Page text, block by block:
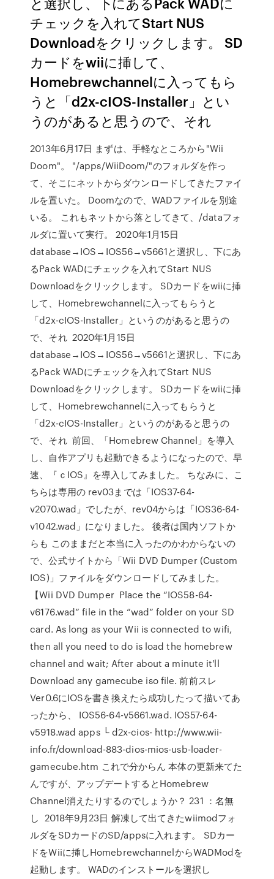
チェックを入れてStart NUS
Downloadをクリックします。 SD
カードをwiiに挿して、
Homebrewchannelに入ってもら
うと「d2x-cIOS-Installer」とい
うのがあると思うので、それ
2013年6月17日 まずは、手軽なところから"Wii
Doom"。 "/apps/WiiDoom/"のフォルダを作っ
て、そこにネットからダウンロードしてきたファイ
ルを置いた。 Doomなので、WADファイルを別途
いる。 これもネットから落としてきて、/dataフォ
ルダに置いて実行。 2020年1月15日
database→IOS→IOS56→v5661と選択し、下にあ
るPack WADにチェックを入れてStart NUS
Downloadをクリックします。 SDカードをwiiに挿
して、Homebrewchannelに入ってもらうと
「d2x-cIOS-Installer」というのがあると思うの
で、それ 2020年1月15日
database→IOS→IOS56→v5661と選択し、下にあ
るPack WADにチェックを入れてStart NUS
Downloadをクリックします。 SDカードをwiiに挿
して、Homebrewchannelに入ってもらうと
「d2x-cIOS-Installer」というのがあると思うの
で、それ 前回、「Homebrew Channel」を導入
し、自作アプリも起動できるようになったので、早
速、『ｃIOS』を導入してみました。 ちなみに、こ
ちらは専用の rev03までは「IOS37-64-
v2070.wad」でしたが、rev04からは「IOS36-64-
v1042.wad」になりました。 後者は国内ソフトか
らも このままだと本当に入ったのかわからないの
で、公式サイトから「Wii DVD Dumper (Custom
IOS)」ファイルをダウンロードしてみました。
【Wii DVD Dumper Place the “IOS58-64-
v6176.wad” file in the “wad” folder on your SD
card. As long as your Wii is connected to wifi,
then all you need to do is load the homebrew
channel and wait; After about a minute it'll
Download any gamecube iso file. 前前スレ
Ver0.6にIOSを書き換えたら成功したって描いてあ
ったから、 IOS56-64-v5661.wad. IOS57-64-
v5918.wad apps └ d2x-cios- http://www.wii-
info.fr/download-883-dios-mios-usb-loader-
gamecube.htm これで分からん 本体の更新来てた
んですが、アップデートするとHomebrew
Channel消えたりするのでしょうか？ 231 ：名無
し 2018年9月23日 解凍して出てきたwiimodフォ
ルダをSDカードのSD/appsに入れます。 SDカー
ドをWiiに挿しHomebrewchannelからWADModを
起動します。 WADのインストールを選択し